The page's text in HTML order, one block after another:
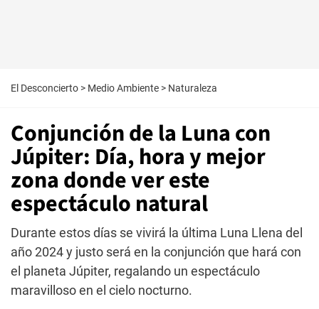
El Desconcierto > Medio Ambiente > Naturaleza
Conjunción de la Luna con
Júpiter: Día, hora y mejor
zona donde ver este
espectáculo natural
Durante estos días se vivirá la última Luna Llena del
año 2024 y justo será en la conjunción que hará con
el planeta Júpiter, regalando un espectáculo
maravilloso en el cielo nocturno.